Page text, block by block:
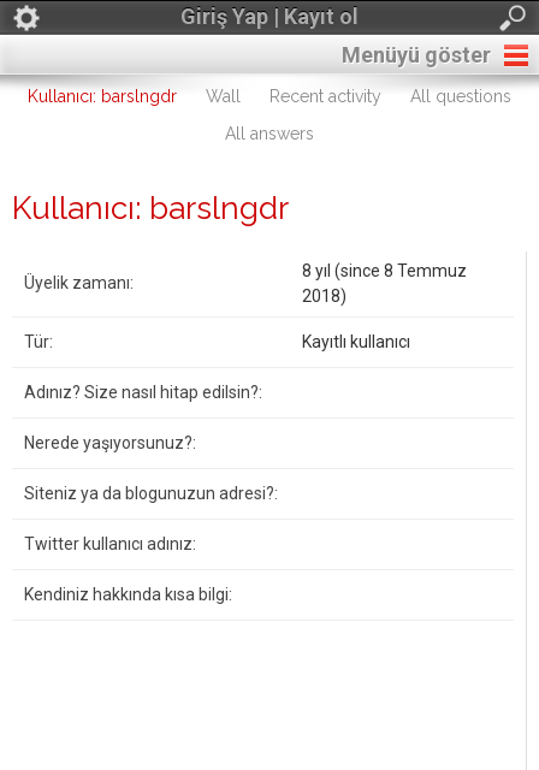
Giriş Yap | Kayıt ol
Menüyü göster
Kullanıcı: barslngdr Wall Recent activity
All questions
All answers
Kullanıcı: barslngdr
Üyelik zamanı:
8 yıl (since 8 Temmuz
2018)
Tür: Kayıtlı kullanıcı
Adınız? Size nasıl hitap edilsin?:
Nerede yaşıyorsunuz?:
Siteniz ya da blogunuzun adresi?:
Twitter kullanıcı adınız:
Kendiniz hakkında kısa bilgi: